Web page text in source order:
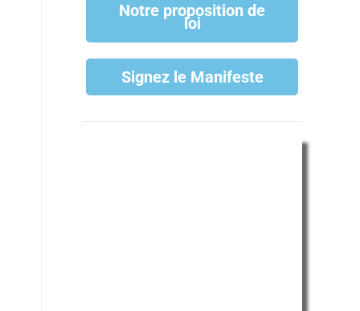
Notre proposition de
loi
Signez le Manifeste